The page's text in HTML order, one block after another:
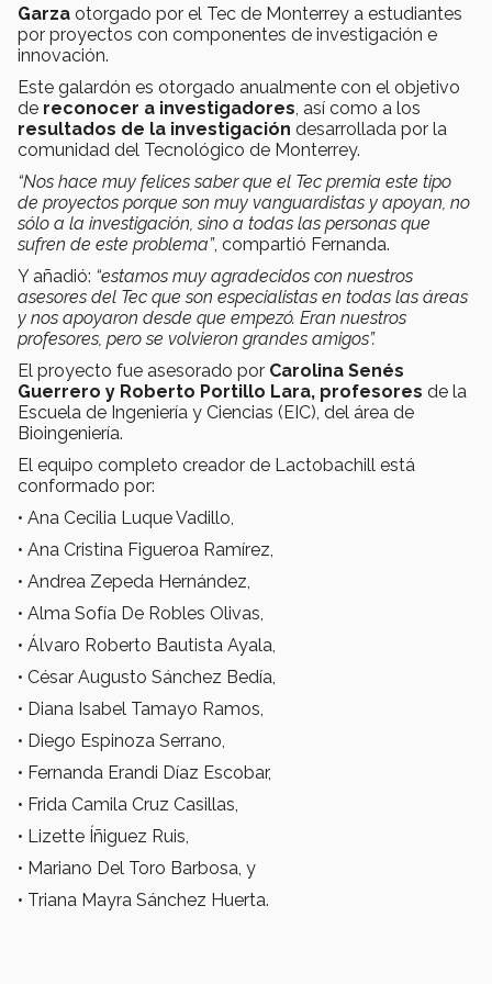
Garza otorgado por el Tec de Monterrey a estudiantes
por proyectos con componentes de investigación e
innovación.
Este galardón es otorgado anualmente con el objetivo
de reconocer a investigadores, así como a los
resultados de la investigación desarrollada por la
comunidad del Tecnológico de Monterrey.
“Nos hace muy felices saber que el Tec premia este tipo
de proyectos porque son muy vanguardistas y apoyan, no
sólo a la investigación, sino a todas las personas que
sufren de este problema”, compartió Fernanda.
Y añadió: “estamos muy agradecidos con nuestros
asesores del Tec que son especialistas en todas las áreas
y nos apoyaron desde que empezó. Eran nuestros
profesores, pero se volvieron grandes amigos”.
El proyecto fue asesorado por Carolina Senés
Guerrero y Roberto Portillo Lara, profesores de la
Escuela de Ingeniería y Ciencias (EIC), del área de
Bioingeniería.
El equipo completo creador de Lactobachill está
conformado por:
• Ana Cecilia Luque Vadillo,
• Ana Cristina Figueroa Ramírez,
• Andrea Zepeda Hernández,
• Alma Sofía De Robles Olivas,
• Álvaro Roberto Bautista Ayala,
• César Augusto Sánchez Bedía,
• Diana Isabel Tamayo Ramos,
• Diego Espinoza Serrano,
• Fernanda Erandi Díaz Escobar,
• Frida Camila Cruz Casillas,
• Lizette Íñiguez Ruis,
• Mariano Del Toro Barbosa, y
• Triana Mayra Sánchez Huerta.